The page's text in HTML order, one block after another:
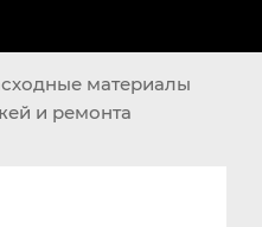
материалы
и ремонта